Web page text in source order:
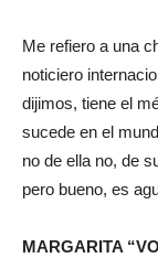
Me refiero a una
noticiero
dijimos, tiene el
sucede en el
no de ella no, de
pero bueno, es
MARGARITA